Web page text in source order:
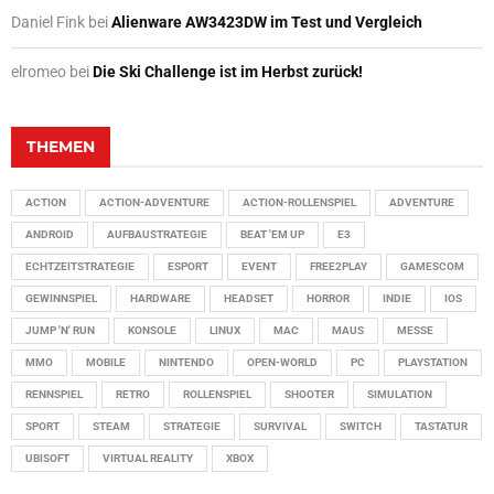
Daniel Fink beiAlienware AW3423DW im Test und Vergleich
elromeo beiDie Ski Challenge ist im Herbst zurück!
THEMEN
ACTION ACTION-ADVENTURE ACTION-ROLLENSPIEL ADVENTURE
ANDROID AUFBAUSTRATEGIE BEAT 'EM UP E3
ECHTZEITSTRATEGIE ESPORT EVENT FREE2PLAY GAMESCOM
GEWINNSPIEL HARDWARE HEADSET HORROR INDIE IOS
JUMP 'N' RUN KONSOLE LINUX MAC MAUS MESSE
MMO MOBILE NINTENDO OPEN-WORLD PC PLAYSTATION
RENNSPIEL RETRO ROLLENSPIEL SHOOTER SIMULATION
SPORT STEAM STRATEGIE SURVIVAL SWITCH TASTATUR
UBISOFT VIRTUAL REALITY XBOX